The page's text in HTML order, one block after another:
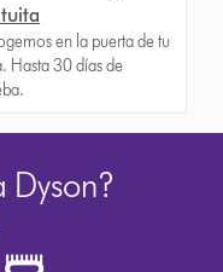
en la puerta de tu
Hasta 30 días de
Dyson?